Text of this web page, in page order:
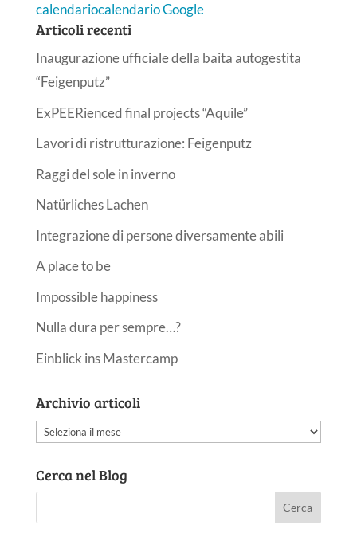
calendariocalendario Google
Articoli recenti
Inaugurazione ufficiale della baita autogestita
“Feigenputz”
ExPEERienced final projects “Aquile”
Lavori di ristrutturazione: Feigenputz
Raggi del sole in inverno
Natürliches Lachen
Integrazione di persone diversamente abili
A place to be
Impossible happiness
Nulla dura per sempre…?
Einblick ins Mastercamp
Archivio articoli
Archivio
Cerca nel Blog